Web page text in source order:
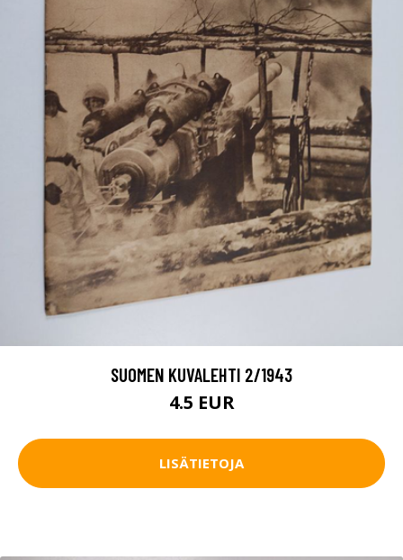
SUOMEN KUVALEHTI 2/1943
4.5 EUR
LISÄTIETOJA